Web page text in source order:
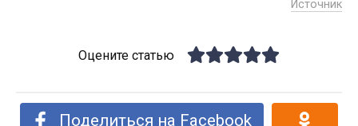
Источник
Оцените статью
Поделиться на Facebook